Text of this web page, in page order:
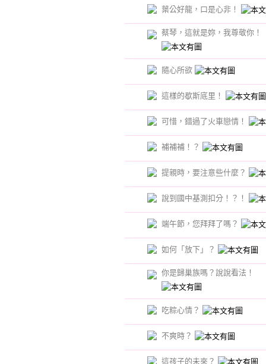
葉公好龍，口是心非！
蔡琴，這就是妳，我尊敬你！
隨心所欲
這樣的歇斯底里！
可惜，錯過了火車戀情！
補補補！？
提親時，要注意些什麼？
說到國中基測扣分！？！
端午節，您拜拜了嗎？
如何「放下」？
你是歸巢族嗎？說說看法！
吃粽心情？
不爽時？
這孩子的未來？